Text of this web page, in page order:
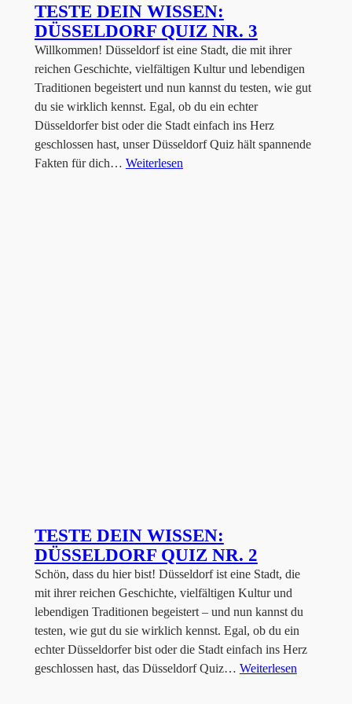
TESTE DEIN WISSEN:
DÜSSELDORF QUIZ NR. 3
Willkommen! Düsseldorf ist eine Stadt, die mit ihrer
reichen Geschichte, vielfältigen Kultur und lebendigen
Traditionen begeistert und nun kannst du testen, wie gut
du sie wirklich kennst. Egal, ob du ein echter
Düsseldorfer bist oder die Stadt einfach ins Herz
geschlossen hast, unser Düsseldorf Quiz hält spannende
Fakten für dich… Weiterlesen
TESTE DEIN WISSEN:
DÜSSELDORF QUIZ NR. 2
Schön, dass du hier bist! Düsseldorf ist eine Stadt, die
mit ihrer reichen Geschichte, vielfältigen Kultur und
lebendigen Traditionen begeistert – und nun kannst du
testen, wie gut du sie wirklich kennst. Egal, ob du ein
echter Düsseldorfer bist oder die Stadt einfach ins Herz
geschlossen hast, das Düsseldorf Quiz… Weiterlesen